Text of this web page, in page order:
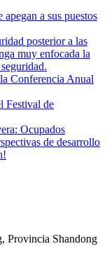
a sus puestos
posterior a las
muy enfocada la
Conferencia Anual
Festival de
Ocupados
de desarrollo
Provincia Shandong